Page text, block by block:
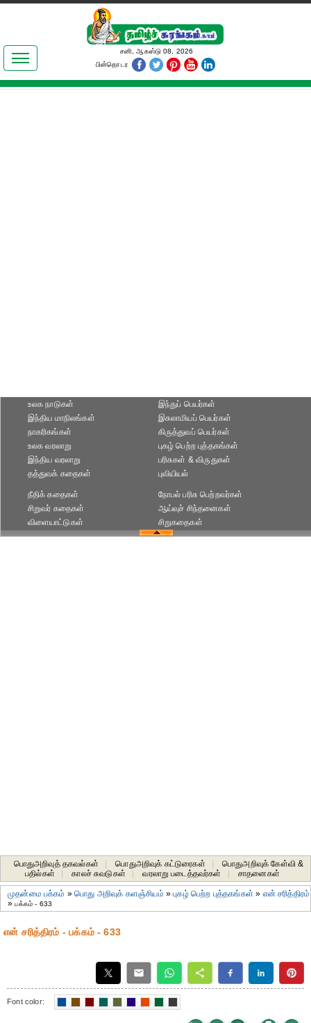
இலக்கியங்கள்
தமிழ் உலகம்
சனி, ஆகஸ்டு 08, 2026
பின்தொடர
உலக நாடுகள்
இந்திய மாநிலங்கள்
நாகரிகங்கள்
இந்துப் பெயர்கள்
இசுலாமியப் பெயர்கள்
கிருத்துவப் பெயர்கள்
உலக வரலாறு
இந்திய வரலாறு
தத்துவக் கதைகள்
புகழ் பெற்ற புத்தகங்கள்
பரிசுகள் & விருதுகள்
புவியியல்
நீதிக் கதைகள்
சிறுவர் கதைகள்
விளையாட்டுகள்
நோபல் பரிசு‎ பெற்றவர்‎கள்
ஆய்வுச் சிந்தனைகள்
சிறுகதைகள்
பொதுஅறிவுத் தகவல்கள் பொதுஅறிவுக் கட்டுரைகள்
பொதுஅறிவுக் கேள்வி &
பதில்கள்
காலச் சுவடுகள் வரலாறு படைத்தவர்கள் சாதனைகள்‎
முதன்மை பக்கம் »பொது அறிவுக் களஞ்சியம் »புகழ் பெற்ற புத்தகங்கள் » என் சரித்திரம்
»பக்கம் - 633
என் சரித்திரம் - பக்கம் - 633
Font color: